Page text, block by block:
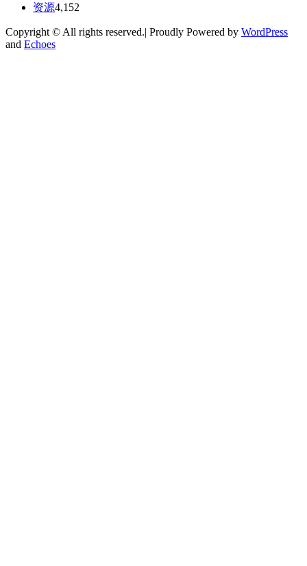
资源4,152
Copyright © All rights reserved.| Proudly Powered by WordPress
and Echoes